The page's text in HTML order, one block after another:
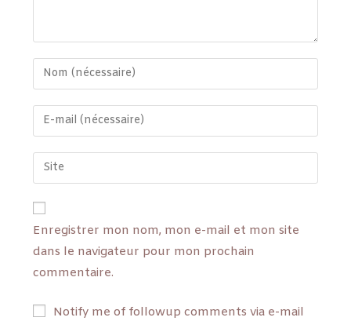
Enregistrer mon nom, mon e-mail et mon site
dans le navigateur pour mon prochain
commentaire.
Notify me of followup comments via e-mail